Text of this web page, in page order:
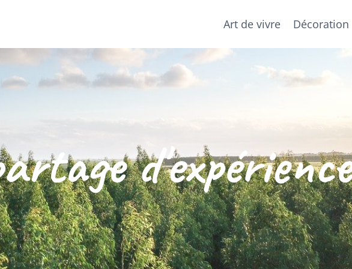
Art de vivre Décoration
d'expérience